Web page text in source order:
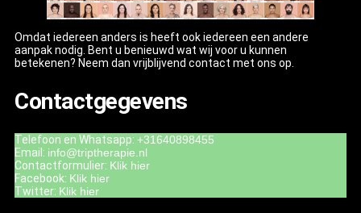
Omdat iedereen anders is heeft ook iedereen een andere
aanpak nodig. Bent u benieuwd wat wij voor u kunnen
betekenen? Neem dan vrijblijvend contact met ons op.
Contactgegevens
Telefoon en Whatsapp: +31640898455
Email: info@triptherapie.nl
Contactformulier: Klik hier
Facebook: Klik hier
Twitter: Klik hier